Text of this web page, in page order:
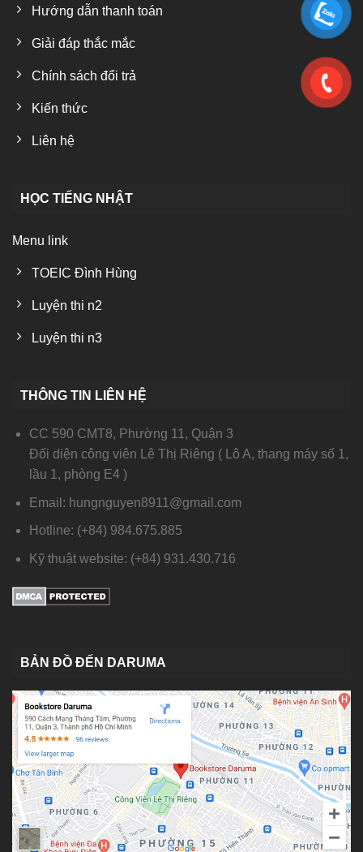
Hướng dẫn thanh toán
Giải đáp thắc mắc
Chính sách đổi trả
Kiến thức
Liên hệ
HỌC TIẾNG NHẬT
Menu link
TOEIC Đình Hùng
Luyện thi n2
Luyện thi n3
THÔNG TIN LIÊN HỆ
CC 590 CMT8, Phường 11, Quận 3
Đối diện công viên Lê Thị Riêng ( Lô A, thang máy số 1,
lầu 1, phòng E4 )
Email: hungnguyen8911@gmail.com
Hotline: (+84) 984.675.885
Kỹ thuật website: (+84) 931.430.716
BẢN ĐỒ ĐẾN DARUMA